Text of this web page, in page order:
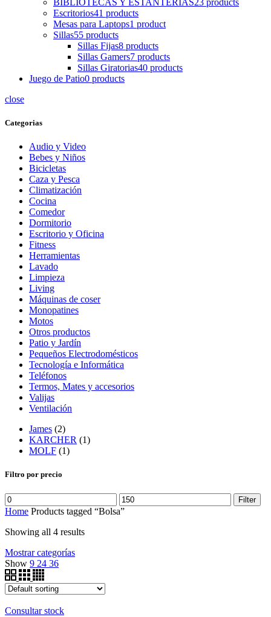
Escritorios41 products
Mesas para Laptops1 product
Sillas55 products
Sillas Fijas8 products
Sillas Gamers7 products
Sillas Giratorias40 products
Juego de Patio0 products
close
Categorias
Audio y Video
Bebes y Niños
Bicicletas
Caza y Pesca
Climatización
Cocina
Comedor
Dormitorio
Escritorio y Oficina
Fitness
Herramientas
Lavado
Limpieza
Living
Máquinas de coser
Monopatines
Motos
Otros productos
Patio y Jardín
Pequeños Electrodomésticos
Tecnología e Informática
Teléfonos
Termos, Mates y accesorios
Valijas
Ventilación
James (2)
KARCHER (1)
MOLF (1)
Filtro por precio
Filter
Home Products tagged “Bolsa”
Showing all 4 results
Mostrar categorías
Show 9 24 36
Consultar stock